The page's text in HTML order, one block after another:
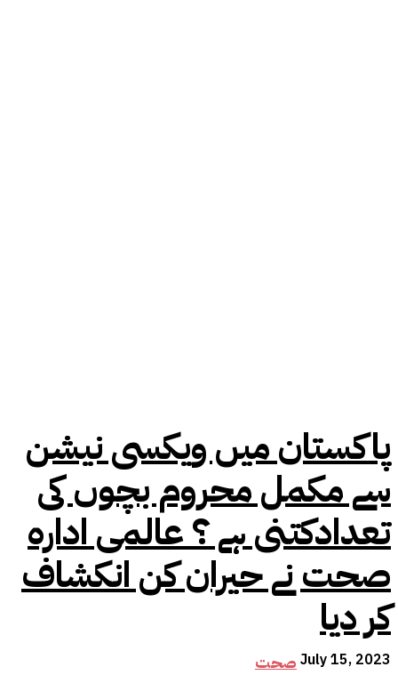
پاکستان میں ویکسی نیشن
سے مکمل محروم بچوں کی
تعدادکتنی ہے ؟ عالمی ادارہ
صحت نے حیران کن انکشاف
کر دیا
صحت July 15, 2023